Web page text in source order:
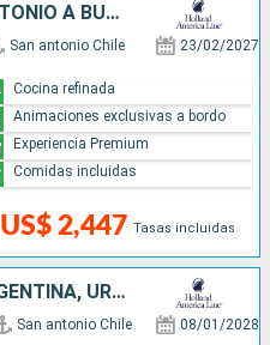
AMERCIA DEL SUR - SAN ANTONIO A BUENOS AIRES
San antonio Chile 23/02/2027
US$ 2,447 Tasas incluidas
Cocina refinada
Animaciones exclusivas a bordo
Experiencia Premium
Comidas incluidas
CHILE, ISLAS MALVINAS, ARGENTINA, URUGUAY
San antonio Chile 08/01/2028